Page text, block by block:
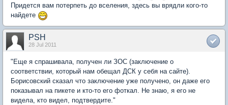
Придется вам потерпеть до вселения, здесь вы врядли кого-то
найдете
PSH
28 Jul 2011
"Еще я спрашивала, получен ли ЗОС (заключение о
соответствии, который нам обещал ДСК у себя на сайте).
Борисовский сказал что заключение уже получено, он даже его
показывал на пикете и кто-то его фоткал. Не знаю, я его не
видела, кто видел, подтвердите."